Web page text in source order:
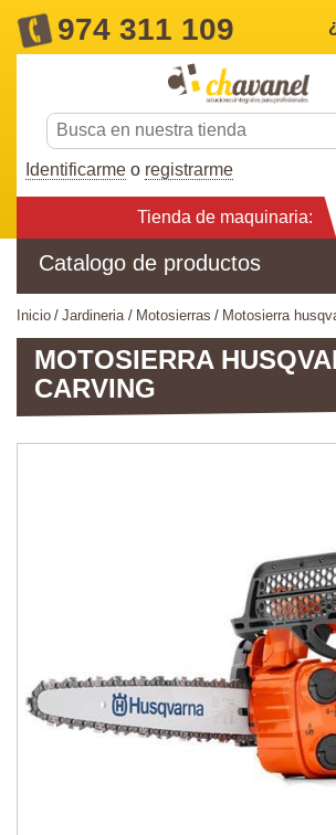
974 311 109
Identificarme o registrarme
Tienda de maquinaria:
Catalogo de productos
inicio jardineria motosierras motosierra
MOTOSIERRA
CARVING